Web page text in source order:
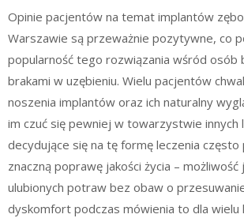
Opinie pacjentów na temat implantów
Warszawie są przeważnie pozytywne, co
popularność tego rozwiązania wśród osób
brakami w uzębieniu. Wielu pacjentów
noszenia implantów oraz ich naturalny
im czuć się pewniej w towarzystwie innych
decydujące się na tę formę leczenia często
znaczną poprawę jakości życia – możliwość
ulubionych potraw bez obaw o
dyskomfort podczas mówienia to dla wielu